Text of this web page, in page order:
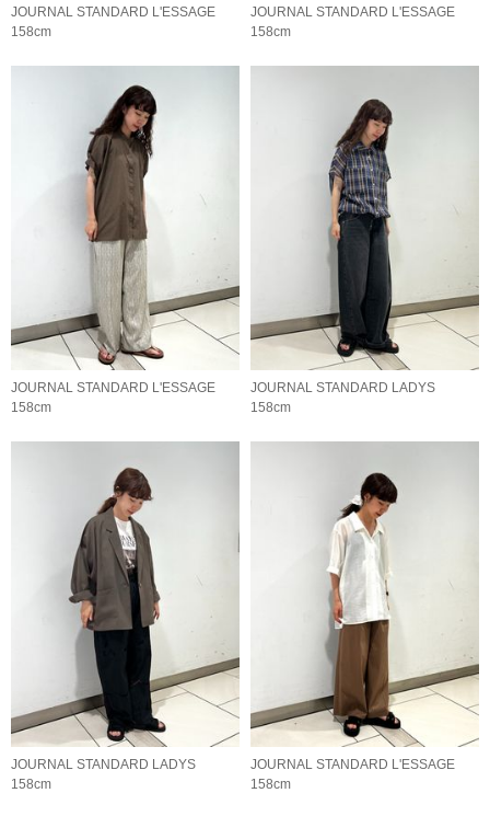
JOURNAL STANDARD L'ESSAGE
158cm
JOURNAL STANDARD L'ESSAGE
158cm
JOURNAL STANDARD L'ESSAGE
158cm
JOURNAL STANDARD LADYS
158cm
JOURNAL STANDARD LADYS
158cm
JOURNAL STANDARD L'ESSAGE
158cm